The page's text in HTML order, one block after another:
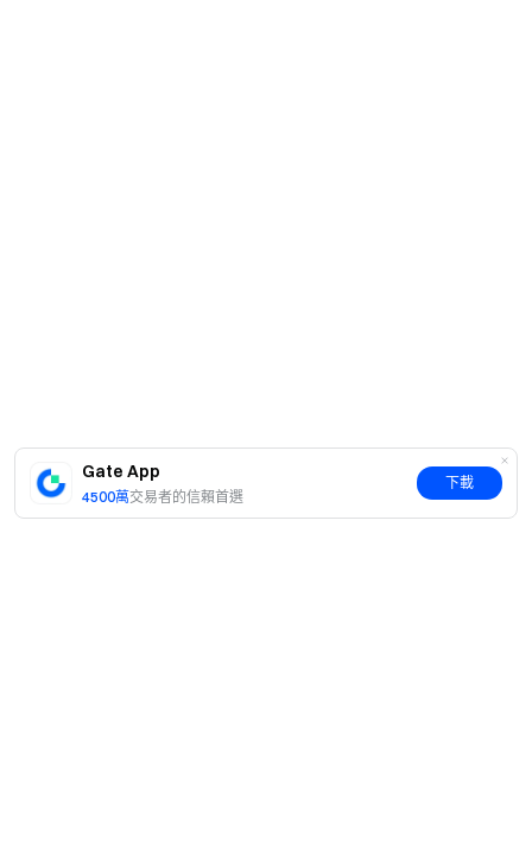
Gate App
4500萬交易者的信賴首選
下載